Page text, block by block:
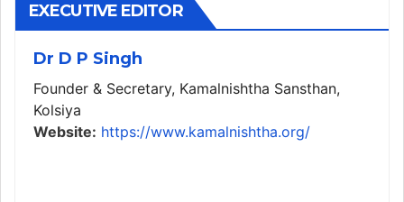
EXECUTIVE EDITOR
Dr D P Singh
Founder & Secretary, Kamalnishtha Sansthan,
Kolsiya
Website: https://www.kamalnishtha.org/